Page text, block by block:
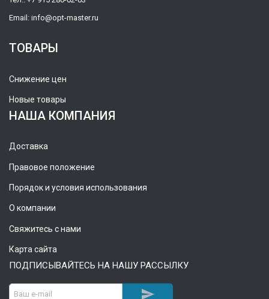
Email: info@opt-master.ru
ТОВАРЫ
Снижение цен
Новые товары
НАША КОМПАНИЯ
Доставка
Правовое положение
Порядок и условия использования
О компании
Свяжитесь с нами
Карта сайта
ПОДПИСЫВАЙТЕСЬ НА НАШУ РАССЫЛКУ
